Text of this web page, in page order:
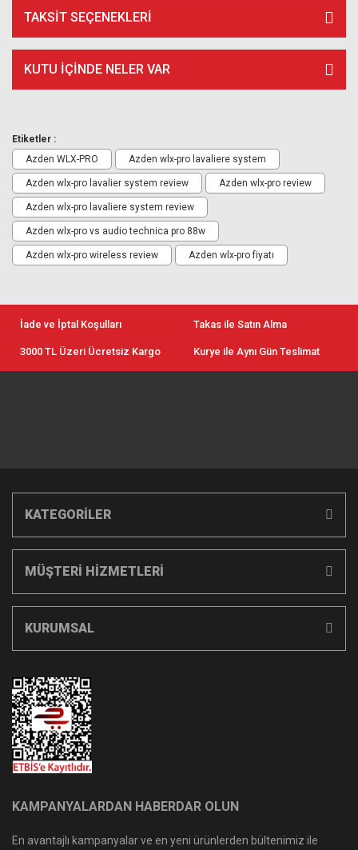
TAKSIT SEÇENEKLERI
KUTU İÇİNDE NELER VAR
Etiketler :
Azden WLX-PRO
Azden wlx-pro lavaliere system
Azden wlx-pro lavalier system review Azden wlx-pro review
Azden wlx-pro lavaliere system review
Azden wlx-pro vs audio technica pro 88w
Azden wlx-pro wireless review Azden wlx-pro fiyatı
İade ve İptal Koşulları Takas ile Satın Alma
3000 TL Üzeri Ücretsiz Kargo Kurye ile Aynı Gün Teslimat
KATEGORİLER
MÜŞTERİ HİZMETLERİ
KURUMSAL
KAMPANYALARDAN HABERDAR OLUN
En avantajlı kampanyalar ve en yeni ürünlerden bültenimiz ile